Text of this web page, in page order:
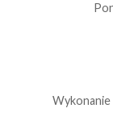
Wykonanie